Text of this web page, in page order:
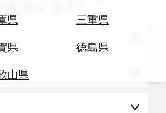
県
三重県
県
徳島県
山県